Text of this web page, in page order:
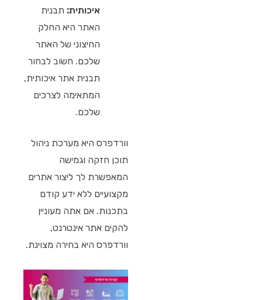
איכותית: תבנית
האתר היא החלק
החיצוני של האתר
שלכם. חשוב לבחור
תבנית אתר איכותית,
המתאימה לצרכים
שלכם.
וורדפרס היא מערכת ניהול
תוכן חזקה וגמישה
המאפשרת לך ליצור אתרים
מקצועיים ללא ידע קודם
בתכנות. אם אתה מעוניין
להקים אתר אינטרנט,
וורדפרס היא בחירה מצוינת.